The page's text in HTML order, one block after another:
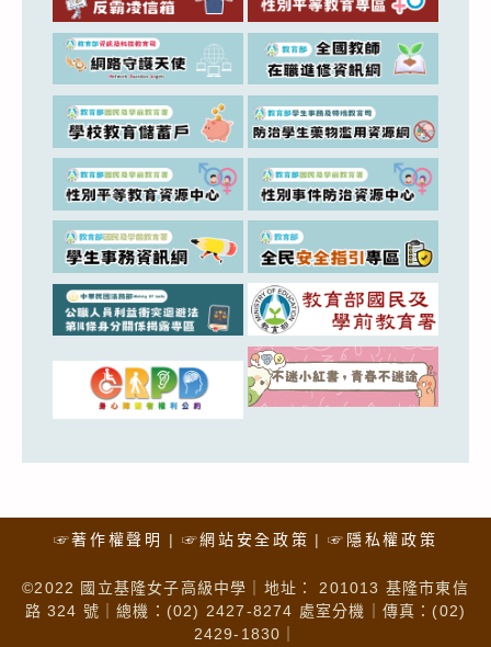
☞著作權聲明 ☞網站安全政策 ☞隱私權政策
©2022 國立基隆女子高級中學｜地址： 201013 基隆市東信
路 324 號｜總機：(02) 2427-8274 處室分機｜傳真：(02)
2429-1830｜